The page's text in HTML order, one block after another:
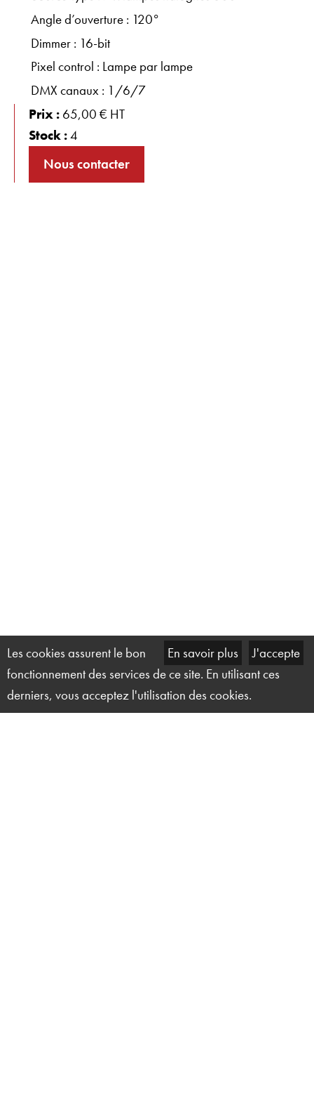
Angle d’ouverture : 120°
Dimmer : 16-bit
Pixel control : Lampe par lampe
DMX canaux : 1/6/7
Prix : 65,00 € HT
Stock :4
Nous contacter
En savoir plus J'accepte
Les cookies assurent le bon
fonctionnement des services de ce site. En utilisant ces
derniers, vous acceptez l'utilisation des cookies.